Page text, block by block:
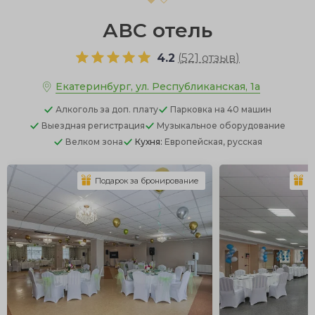
АВС отель
4.2 (521 отзыв)
Екатеринбург, ул. Республиканская, 1а
Алкоголь за доп. плату Парковка на 40 машин
Выездная регистрация
Музыкальное оборудование
Велком зона
Кухня: Европейская, русская
Подарок за бронирование